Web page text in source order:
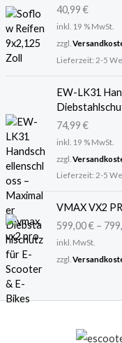
h
e
P
r
a
:
3
40,99€
inkl. 19 % MwSt.
zzgl.
Lieferzeit: 2-5
EW-LK31
74,99€
inkl. 19 % MwSt.
zzgl.
Lieferzeit: 2-5
VMAX VX2
599,00€–
inkl. MwSt.
zzgl.